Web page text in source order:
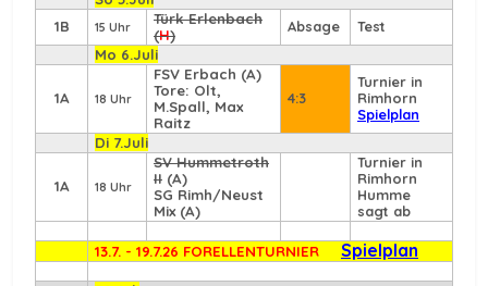
1B
15 Uhr
Türk Erlenbach
(H) Absage
Test
Mo 6.Juli
1A 18 Uhr
FSV Erbach (A)
Tore: Olt,
M.Spall, Max
Raitz
4:3
Turnier in
Rimhorn
Spielplan
Di 7.Juli
1A 18 Uhr
SV Hummetroth
II (A)
SG Rimh/Neust
Mix (A)
Turnier in
Rimhorn
Humme
sagt ab
13.7. - 19.7.26 FORELLENTURNIER Spielplan